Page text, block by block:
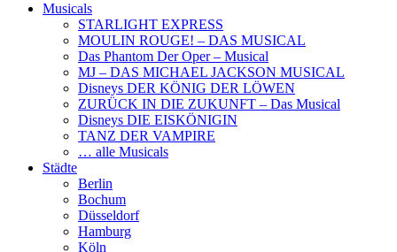
Musicals
STARLIGHT EXPRESS
MOULIN ROUGE! – DAS MUSICAL
Das Phantom Der Oper – Musical
MJ – DAS MICHAEL JACKSON MUSICAL
Disneys DER KÖNIG DER LÖWEN
ZURÜCK IN DIE ZUKUNFT – Das Musical
Disneys DIE EISKÖNIGIN
TANZ DER VAMPIRE
… alle Musicals
Städte
Berlin
Bochum
Düsseldorf
Hamburg
Köln